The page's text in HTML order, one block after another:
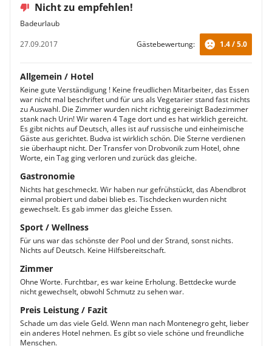
Nicht zu empfehlen!
Badeurlaub
27.09.2017
Gästebewertung: 1.4 / 5.0
Allgemein / Hotel
Keine gute Verständigung ! Keine freudlichen Mitarbeiter, das Essen
war nicht mal beschriftet und für uns als Vegetarier stand fast nichts
zu Auswahl. Die Zimmer wurden nicht richtig gereinigt Badezimmer
stank nach Urin! Wir waren 4 Tage dort und es hat wirklich gereicht.
Es gibt nichts auf Deutsch, alles ist auf russische und einheimische
Gäste aus gerichtet. Budva ist wirklich schön. Die Sterne verdienen
sie überhaupt nicht. Der Transfer von Drobvonik zum Hotel, ohne
Worte, ein Tag ging verloren und zurück das gleiche.
Gastronomie
Nichts hat geschmeckt. Wir haben nur gefrühstückt, das Abendbrot
einmal probiert und dabei blieb es. Tischdecken wurden nicht
gewechselt. Es gab immer das gleiche Essen.
Sport / Wellness
Für uns war das schönste der Pool und der Strand, sonst nichts.
Nichts auf Deutsch. Keine Hilfsbereitschaft.
Zimmer
Ohne Worte. Furchtbar, es war keine Erholung. Bettdecke wurde
nicht gewechselt, obwohl Schmutz zu sehen war.
Preis Leistung / Fazit
Schade um das viele Geld. Wenn man nach Montenegro geht, lieber
ein anderes Hotel nehmen. Es gibt so viele schöne und freundliche
Menschen.